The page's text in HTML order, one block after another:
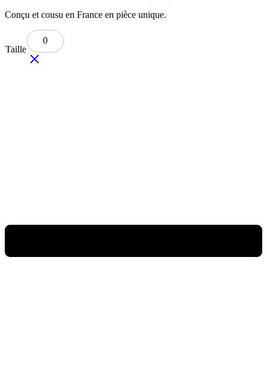
Conçu et cousu en France en pièce unique.
Taille
0